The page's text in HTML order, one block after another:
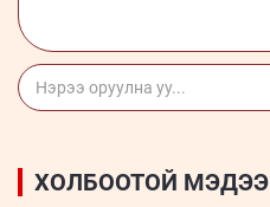
ХОЛБООТОЙ МЭДЭЭ